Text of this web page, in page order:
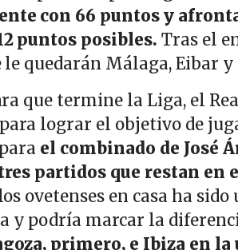
con 66 puntos y
puntos posibles. Tras el
quedarán Málaga, Eibar y
que termine la Liga, el
lograr el objetivo de
el combinado de José
partidos que restan en
ovetenses en casa ha
y podría marcar la
primero, e Ibiza en